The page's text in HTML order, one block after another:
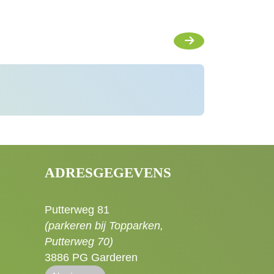
ADRESGEGEVENS
Putterweg 81
(parkeren bij Topparken,
Putterweg 70)
3886 PG Garderen